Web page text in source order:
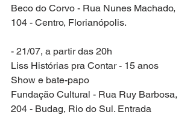
Beco do Corvo - Rua Nunes Machado,
104 - Centro, Florianópolis.
- 21/07, a partir das 20h
Liss Histórias pra Contar - 15 anos
Show e bate-papo
Fundação Cultural - Rua Ruy Barbosa,
204 - Budag, Rio do Sul. Entrada